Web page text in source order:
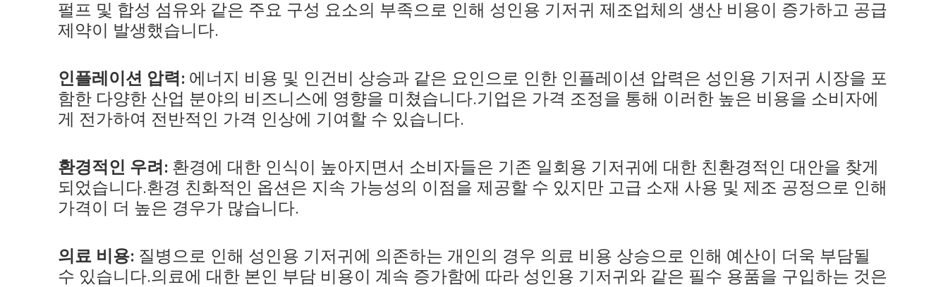
펄프 및 합성 섬유와 같은 주요 구성 요소의 부족으로 인해 성인용 기저귀 제조업체의 생산 비용이 증가하고 공급
제약이 발생했습니다.
인플레이션 압력: 에너지 비용 및 인건비 상승과 같은 요인으로 인한 인플레이션 압력은 성인용 기저귀 시장을 포
함한 다양한 산업 분야의 비즈니스에 영향을 미쳤습니다.기업은 가격 조정을 통해 이러한 높은 비용을 소비자에
게 전가하여 전반적인 가격 인상에 기여할 수 있습니다.
환경적인 우려: 환경에 대한 인식이 높아지면서 소비자들은 기존 일회용 기저귀에 대한 친환경적인 대안을 찾게
되었습니다.환경 친화적인 옵션은 지속 가능성의 이점을 제공할 수 있지만 고급 소재 사용 및 제조 공정으로 인해
가격이 더 높은 경우가 많습니다.
의료 비용: 질병으로 인해 성인용 기저귀에 의존하는 개인의 경우 의료 비용 상승으로 인해 예산이 더욱 부담될
수 있습니다.의료에 대한 본인 부담 비용이 계속 증가함에 따라 성인용 기저귀와 같은 필수 용품을 구입하는 것은